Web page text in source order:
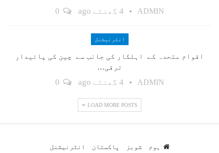
ADMIN 4 گھنٹے ago
انٹرنیشنل
اقوام متحدہ کے اہلکار کی جانب سے چین کی پائیدار
ترقی…
ADMIN 4 گھنٹے ago
LOAD MORE POSTS
ہوم شوبز پاکستان انٹرنیشنل